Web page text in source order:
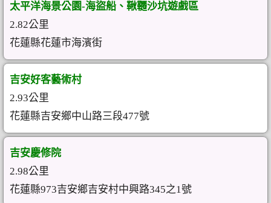
太平洋海景公園-海盜船、鞦韆沙坑遊戲區
2.82公里
花蓮縣花蓮市海濱街
吉安好客藝術村
2.93公里
花蓮縣吉安鄉中山路三段477號
吉安慶修院
2.98公里
花蓮縣973吉安鄉吉安村中興路345之1號